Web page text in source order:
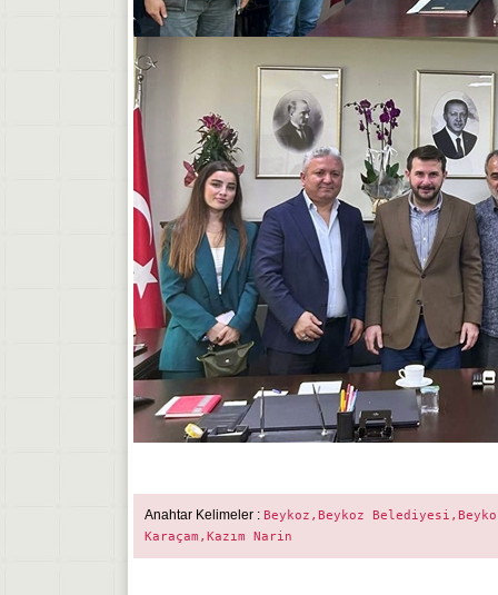
Anahtar Kelimeler : Beykoz,Beykoz
Karaçam,Kazım Narin